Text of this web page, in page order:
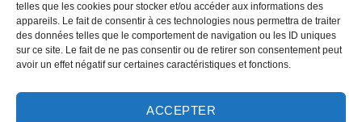
telles que les cookies pour stocker et/ou accéder aux informations des
appareils. Le fait de consentir à ces technologies nous permettra de traiter
des données telles que le comportement de navigation ou les ID uniques
sur ce site. Le fait de ne pas consentir ou de retirer son consentement peut
avoir un effet négatif sur certaines caractéristiques et fonctions.
ACCEPTER